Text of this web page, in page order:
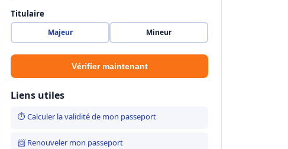
Titulaire
Majeur Mineur
Vérifier maintenant
Liens utiles
⏱ Calculer la validité de mon passeport
📨 Renouveler mon passeport